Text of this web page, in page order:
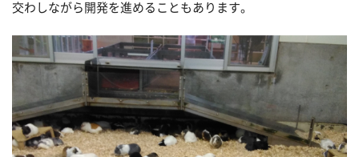
交わしながら開発を進めることもあります。